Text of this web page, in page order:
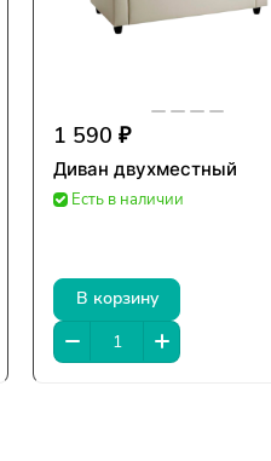
1 590 ₽
Диван двухместный
Есть в наличии
В корзину